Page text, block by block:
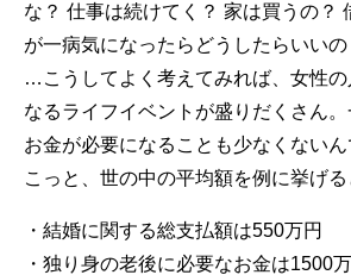
な？ 仕事は続けてく？ 家は買うの？
が一病気になったらどうしたらいいの
…こうしてよく考えてみれば、女性の
なるライフイベントが盛りだくさん
お金が必要になることも少なくない
こっと、世の中の平均額を例に挙げ
・結婚に関する総支払額は550万円
・独り身の老後に必要なお金は1500